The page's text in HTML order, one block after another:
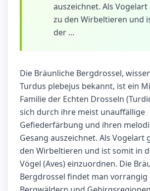
auszeichnet. Als
zu den Wirbeltieren und
der ...
Die Bräunliche Bergdrossel,
Turdus plebejus bekannt, ist ein
Familie der Echten Drosseln
sich durch ihre meist unauffällige
Gefiederfärbung und ihren
Gesang auszeichnet. Als Vogelart
den Wirbeltieren und ist somit in
Vögel (Aves) einzuordnen. Die
Bergdrossel findet man vorrangig